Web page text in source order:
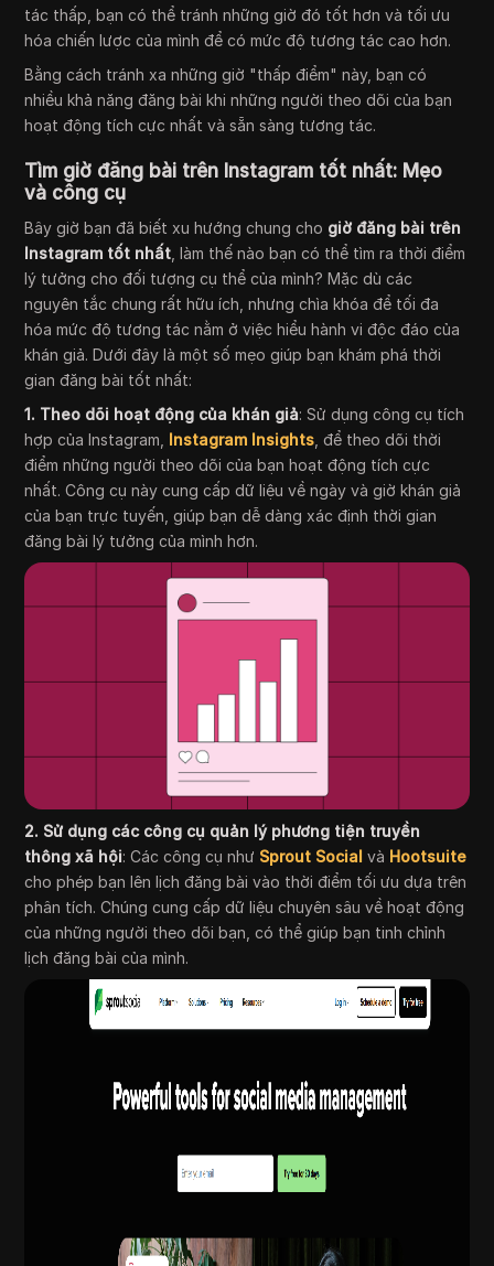
tác thấp, bạn có thể tránh những giờ đó tốt hơn và tối ưu
hóa chiến lược của mình để có mức độ tương tác cao hơn.
Bằng cách tránh xa những giờ "thấp điểm" này, bạn có
nhiều khả năng đăng bài khi những người theo dõi của bạn
hoạt động tích cực nhất và sẵn sàng tương tác.
Tìm giờ đăng bài trên Instagram tốt nhất: Mẹo
và công cụ
Bây giờ bạn đã biết xu hướng chung cho giờ đăng bài trên
Instagram tốt nhất , làm thế nào bạn có thể tìm ra thời điểm
lý tưởng cho đối tượng cụ thể của mình? Mặc dù các
nguyên tắc chung rất hữu ích, nhưng chìa khóa để tối đa
hóa mức độ tương tác nằm ở việc hiểu hành vi độc đáo của
khán giả. Dưới đây là một số mẹo giúp bạn khám phá thời
gian đăng bài tốt nhất:
1. Theo dõi hoạt động của khán giả: Sử dụng công cụ tích
hợp của Instagram, Instagram Insights , để theo dõi thời
điểm những người theo dõi của bạn hoạt động tích cực
nhất. Công cụ này cung cấp dữ liệu về ngày và giờ khán giả
của bạn trực tuyến, giúp bạn dễ dàng xác định thời gian
đăng bài lý tưởng của mình hơn.
2. Sử dụng các công cụ quản lý phương tiện truyền
thông xã hội: Các công cụ như Sprout Socialvà Hootsuite
cho phép bạn lên lịch đăng bài vào thời điểm tối ưu dựa trên
phân tích. Chúng cung cấp dữ liệu chuyên sâu về hoạt động
của những người theo dõi bạn, có thể giúp bạn tinh chỉnh
lịch đăng bài của mình.